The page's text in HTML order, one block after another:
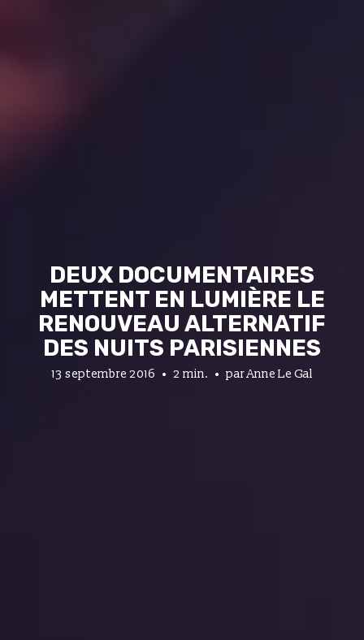
DEUX DOCUMENTAIRES
METTENT EN LUMIÈRE LE
RENOUVEAU ALTERNATIF
DES NUITS PARISIENNES
13 septembre 2016 2 min. parAnne Le Gal